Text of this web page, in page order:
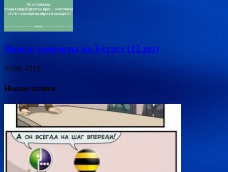
Новые анекдоты на Бугаге (12 шт)
24.06.2019
Новые записи